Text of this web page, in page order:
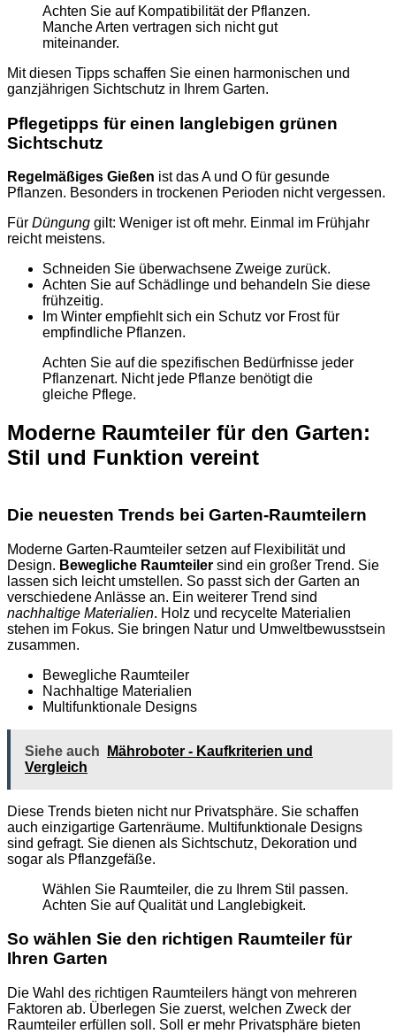
Achten Sie auf Kompatibilität der Pflanzen.
Manche Arten vertragen sich nicht gut
miteinander.
Mit diesen Tipps schaffen Sie einen harmonischen und
ganzjährigen Sichtschutz in Ihrem Garten.
Pflegetipps für einen langlebigen grünen
Sichtschutz
Regelmäßiges Gießen ist das A und O für gesunde
Pflanzen. Besonders in trockenen Perioden nicht vergessen.
Für Düngung gilt: Weniger ist oft mehr. Einmal im Frühjahr
reicht meistens.
Schneiden Sie überwachsene Zweige zurück.
Achten Sie auf Schädlinge und behandeln Sie diese
frühzeitig.
Im Winter empfiehlt sich ein Schutz vor Frost für
empfindliche Pflanzen.
Achten Sie auf die spezifischen Bedürfnisse jeder
Pflanzenart. Nicht jede Pflanze benötigt die
gleiche Pflege.
Moderne Raumteiler für den Garten:
Stil und Funktion vereint
Die neuesten Trends bei Garten-Raumteilern
Moderne Garten-Raumteiler setzen auf Flexibilität und
Design. Bewegliche Raumteiler sind ein großer Trend. Sie
lassen sich leicht umstellen. So passt sich der Garten an
verschiedene Anlässe an. Ein weiterer Trend sind
nachhaltige Materialien. Holz und recycelte Materialien
stehen im Fokus. Sie bringen Natur und Umweltbewusstsein
zusammen.
Bewegliche Raumteiler
Nachhaltige Materialien
Multifunktionale Designs
Siehe auch
Mähroboter - Kaufkriterien und
Vergleich
Diese Trends bieten nicht nur Privatsphäre. Sie schaffen
auch einzigartige Gartenräume. Multifunktionale Designs
sind gefragt. Sie dienen als Sichtschutz, Dekoration und
sogar als Pflanzgefäße.
Wählen Sie Raumteiler, die zu Ihrem Stil passen.
Achten Sie auf Qualität und Langlebigkeit.
So wählen Sie den richtigen Raumteiler für
Ihren Garten
Die Wahl des richtigen Raumteilers hängt von mehreren
Faktoren ab. Überlegen Sie zuerst, welchen Zweck der
Raumteiler erfüllen soll. Soll er mehr Privatsphäre bieten